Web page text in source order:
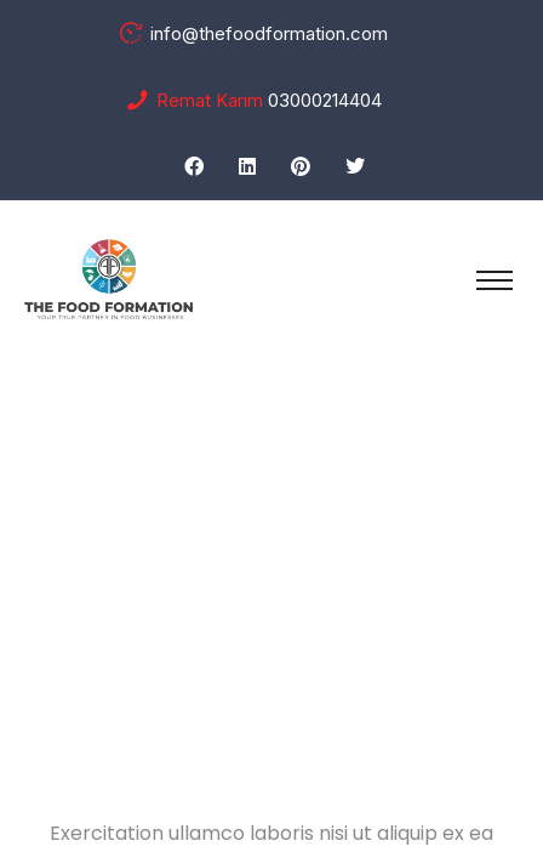
info@thefoodformation.com
Remat Karim 03000214404
Exercitation ullamco laboris nisi ut aliquip ex ea